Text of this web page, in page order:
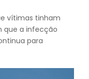
vítimas tinham
que a infecção
para